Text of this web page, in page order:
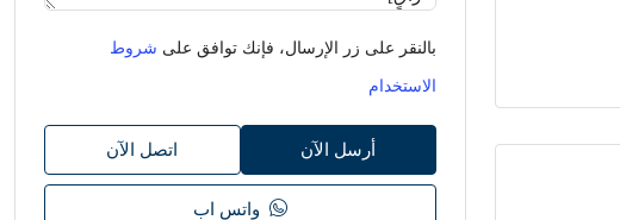
بالنقر على زر الإرسال، فإنك توافق على شروط
الاستخدام
أرسل الآن اتصل الآن
واتس اب